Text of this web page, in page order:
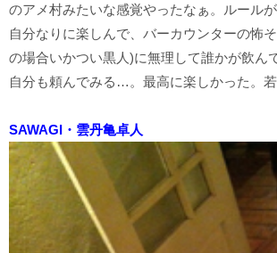
のアメ村みたいな感覚やったなぁ。ルールが
自分なりに楽しんで、バーカウンターの怖
の場合いかつい黒人)に無理して誰かが飲ん
自分も頼んでみる…。最高に楽しかった。若
SAWAGI・雲丹亀卓人